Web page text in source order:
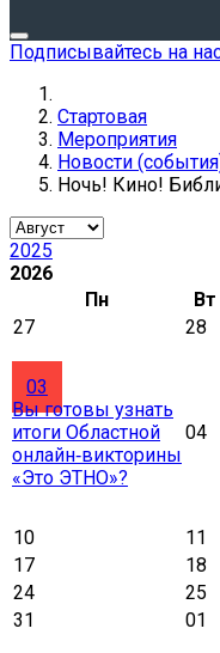
Подписывайтесь на
Стартовая
Мероприятия
Новости
Ночь! Кино!
2025
2026
Пн
Вт
27
28
03
Вы готовы узнать
итоги Областной
онлайн‑викторины
«Это ЭТНО»?
04
10 11
17
18
24
25
31
01